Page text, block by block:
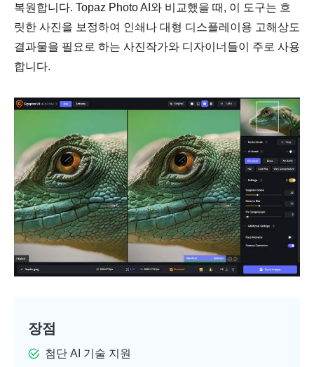
복원합니다. Topaz Photo AI와 비교했을 때, 이 도구는 흐
릿한 사진을 보정하여 인쇄나 대형 디스플레이용 고해상도
결과물을 필요로 하는 사진작가와 디자이너들이 주로 사용
합니다.
장점
첨단 AI 기술 지원